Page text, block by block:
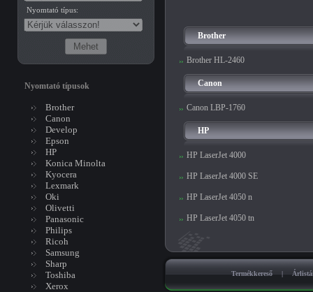
Nyomtató típus:
Nyomtató típusok
Brother
Canon
Develop
Epson
HP
Konica Minolta
Kyocera
Lexmark
Oki
Olivetti
Panasonic
Philips
Ricoh
Samsung
Sharp
Toshiba
Xerox
Brother
Brother HL-2460
Canon
Canon LBP-1760
HP
HP LaserJet 4000
HP LaserJet 4000 SE
HP LaserJet 4050 n
HP LaserJet 4050 tn
Termékkereső |